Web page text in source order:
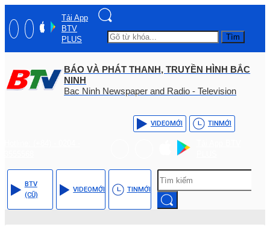
Tải App
BTV
PLUS
Tìm
BÁO VÀ PHÁT THANH, TRUYỀN HÌNH BẮC
NINH
Bac Ninh Newspaper and Radio - Television
VIDEOMỚI TINMỚI
BTV
(CŨ)
VIDEOMỚI TINMỚI